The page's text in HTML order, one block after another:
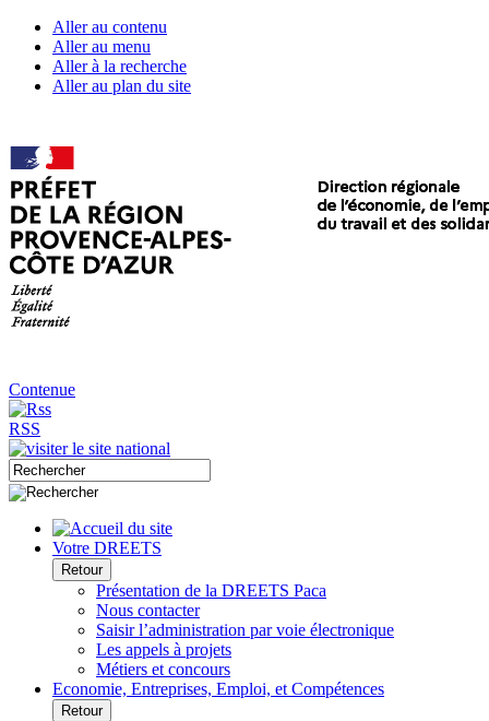
Aller au contenu
Aller au menu
Aller à la recherche
Aller au plan du site
Contenue
RSS
Votre DREETS
Retour
Présentation de la DREETS Paca
Nous contacter
Saisir l’administration par voie électronique
Les appels à projets
Métiers et concours
Economie, Entreprises, Emploi, et Compétences
Retour